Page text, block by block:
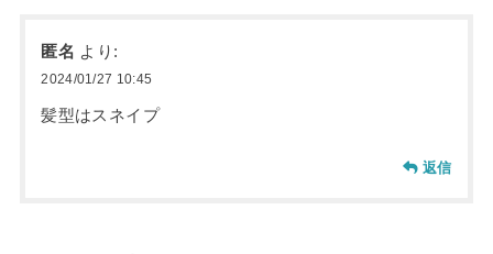
匿名 より:
2024/01/27 10:45
髪型はスネイプ
返信